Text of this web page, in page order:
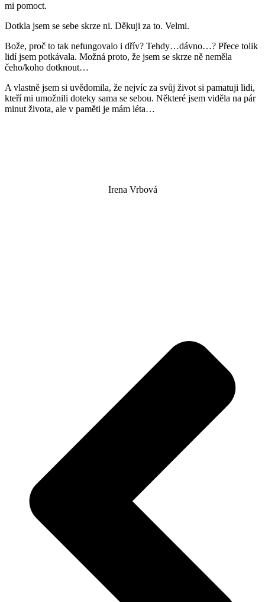
mi pomoct.
Dotkla jsem se sebe skrze ni. Děkuji za to. Velmi.
Bože, proč to tak nefungovalo i dřív? Tehdy…dávno…? Přece tolik
lidí jsem potkávala. Možná proto, že jsem se skrze ně neměla
čeho/koho dotknout…
A vlastně jsem si uvědomila, že nejvíc za svůj život si pamatuji lidi,
kteří mi umožnili doteky sama se sebou. Některé jsem viděla na pár
minut života, ale v paměti je mám léta…
Irena Vrbová